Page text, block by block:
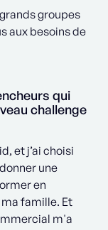
groupes
aux besoins de
qui
challenge
et j’ai choisi
une
en
famille. Et
m'a